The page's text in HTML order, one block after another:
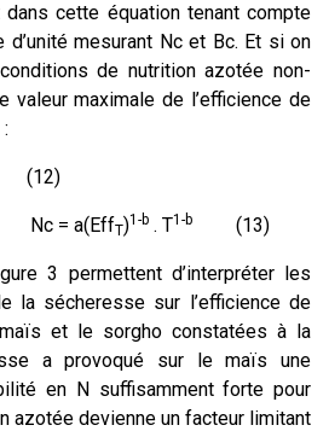
cette équation tenant compte
mesurant Nc et Bc. Et si on
de nutrition azotée non-
valeur maximale de l’efficience de
T)1-b . T1-b (13)
3 permettent d’interpréter les
la sécheresse sur l’efficience de
et le sorgho constatées à la
a provoqué sur le maïs une
en N suffisamment forte pour
azotée devienne un facteur limitant